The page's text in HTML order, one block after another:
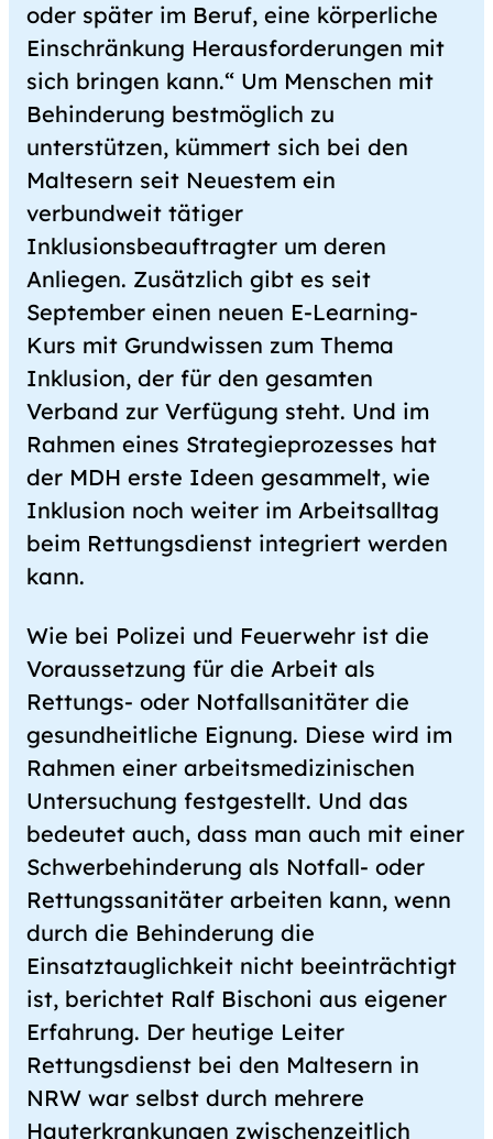
oder später im Beruf, eine körperliche
Einschränkung Herausforderungen mit
sich bringen kann.“ Um Menschen mit
Behinderung bestmöglich zu
unterstützen, kümmert sich bei den
Maltesern seit Neuestem ein
verbundweit tätiger
Inklusionsbeauftragter um deren
Anliegen. Zusätzlich gibt es seit
September einen neuen E-Learning-
Kurs mit Grundwissen zum Thema
Inklusion, der für den gesamten
Verband zur Verfügung steht. Und im
Rahmen eines Strategieprozesses hat
der MDH erste Ideen gesammelt, wie
Inklusion noch weiter im Arbeitsalltag
beim Rettungsdienst integriert werden
kann.
Wie bei Polizei und Feuerwehr ist die
Voraussetzung für die Arbeit als
Rettungs- oder Notfallsanitäter die
gesundheitliche Eignung. Diese wird im
Rahmen einer arbeitsmedizinischen
Untersuchung festgestellt. Und das
bedeutet auch, dass man auch mit einer
Schwerbehinderung als Notfall- oder
Rettungssanitäter arbeiten kann, wenn
durch die Behinderung die
Einsatztauglichkeit nicht beeinträchtigt
ist, berichtet Ralf Bischoni aus eigener
Erfahrung. Der heutige Leiter
Rettungsdienst bei den Maltesern in
NRW war selbst durch mehrere
Hauterkrankungen zwischenzeitlich